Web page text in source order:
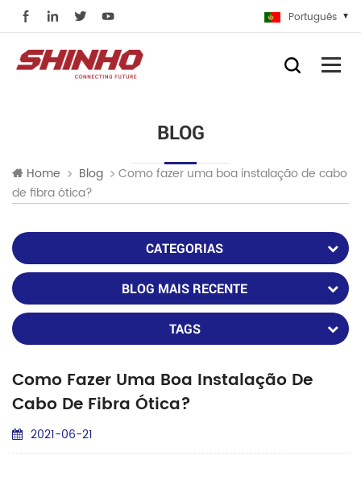
Português
BLOG
Home Blog
Como fazer uma boa instalação de cabo
de fibra ótica?
CATEGORIAS
BLOG MAIS RECENTE
TAGS
Como Fazer Uma Boa Instalação De
Cabo De Fibra Ótica?
2021-06-21